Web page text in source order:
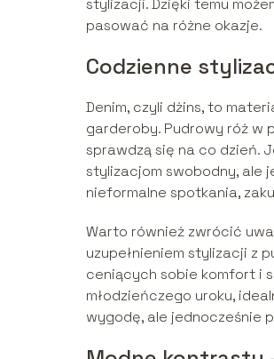
pasować na różne okazje.
Codzienne
Denim, czyli dżins, to
garderoby. Pudrowy róż w
sprawdzą się na co dzień.
stylizacjom swobodny, ale
nieformalne spotkania,
Warto również zwrócić
uzupełnieniem stylizacji z
ceniących sobie komfort i
młodzieńczego uroku,
wygodę, ale jednocześnie